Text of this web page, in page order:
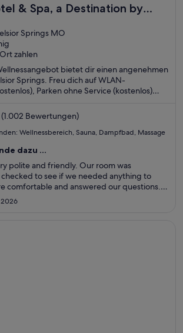
& Spa, a Destination by
Springs MO
zahlen
bietet dir einen angenehmen
Springs. Freu dich auf WLAN-
Parken ohne Service (kostenlos)
Einige beliebte Sehenswürdigkeiten
Cultural Museum und Excelsior Springs Golf
in der Nähe.
Bewertungen)
Wellnessbereich, Sauna, Dampfbad, Massage
dazu ...
polite and friendly. Our room was
to see if we needed anything to
comfortable and answered our questions.
in excellent conditions. Can
next adventure there. Thank you."